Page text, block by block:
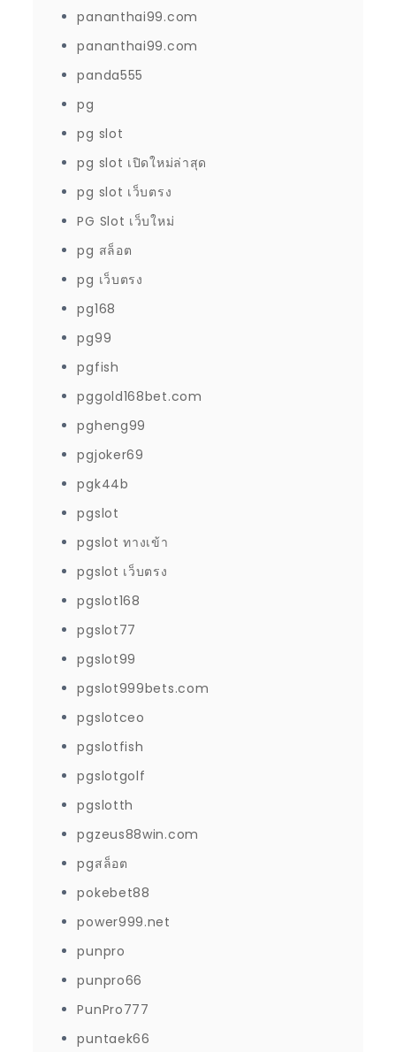
pananthai99.com
pananthai99.com
panda555
pg
pg slot
pg slot เปิดใหม่ล่าสุด
pg slot เว็บตรง
PG Slot เว็บใหม่
pg สล็อต
pg เว็บตรง
pg168
pg99
pgfish
pggold168bet.com
pgheng99
pgjoker69
pgk44b
pgslot
pgslot ทางเข้า
pgslot เว็บตรง
pgslot168
pgslot77
pgslot99
pgslot999bets.com
pgslotceo
pgslotfish
pgslotgolf
pgslotth
pgzeus88win.com
pgสล็อต
pokebet88
power999.net
punpro
punpro66
PunPro777
puntaek66